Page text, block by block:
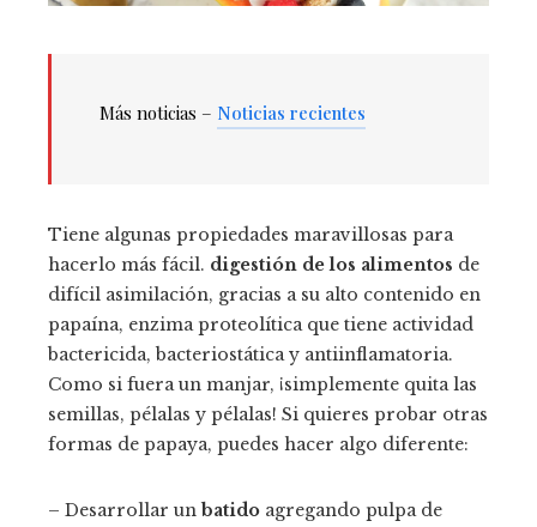
Más noticias – Noticias recientes
Tiene algunas propiedades maravillosas para
hacerlo más fácil. digestión de los alimentos de
difícil asimilación, gracias a su alto contenido en
papaína, enzima proteolítica que tiene actividad
bactericida, bacteriostática y antiinflamatoria.
Como si fuera un manjar, ¡simplemente quita las
semillas, pélalas y pélalas! Si quieres probar otras
formas de papaya, puedes hacer algo diferente:
– Desarrollar un batido agregando pulpa de